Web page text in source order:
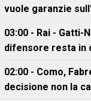
vuole garanzie
03:00 - Rai - Gatti-
difensore resta in
02:00 - Como,
decisione non la